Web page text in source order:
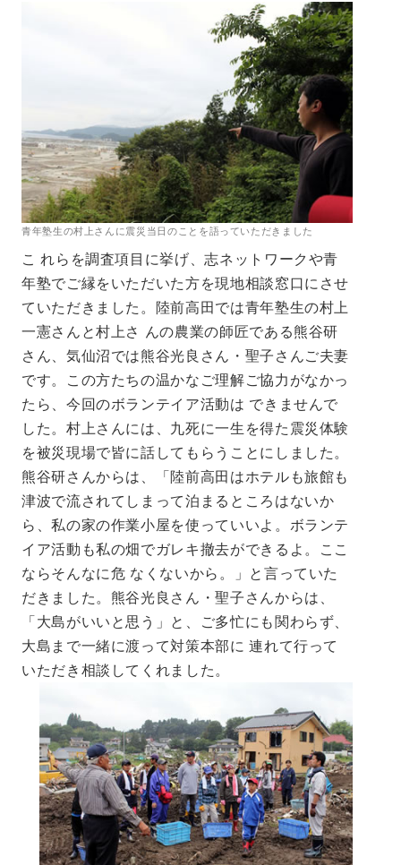
青年塾生の村上さんに震災当日のことを語っていただきました
こ れらを調査項目に挙げ、志ネットワークや青
年塾でご縁をいただいた方を現地相談窓口にさせ
ていただきました。陸前高田では青年塾生の村上
一憲さんと村上さ んの農業の師匠である熊谷研
さん、気仙沼では熊谷光良さん・聖子さんご夫妻
です。この方たちの温かなご理解ご協力がなかっ
たら、今回のボランテイア活動は できませんで
した。村上さんには、九死に一生を得た震災体験
を被災現場で皆に話してもらうことにしました。
熊谷研さんからは、「陸前高田はホテルも旅館も
津波で流されてしまって泊まるところはないか
ら、私の家の作業小屋を使っていいよ。ボランテ
イア活動も私の畑でガレキ撤去ができるよ。ここ
ならそんなに危 なくないから。」と言っていた
だきました。熊谷光良さん・聖子さんからは、
「大島がいいと思う」と、ご多忙にも関わらず、
大島まで一緒に渡って対策本部に 連れて行って
いただき相談してくれました。